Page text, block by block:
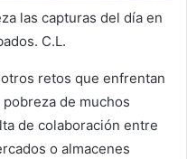
las capturas del día en
C.L.
retos que enfrentan
de muchos
de colaboración entre
o almacenes